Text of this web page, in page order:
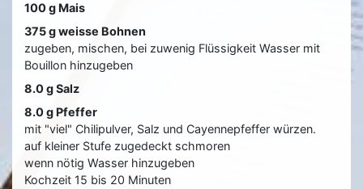
100 g Mais
375 g weisse Bohnen
zugeben, mischen, bei zuwenig Flüssigkeit Wasser mit
Bouillon hinzugeben
8.0 g Salz
8.0 g Pfeffer
mit "viel" Chilipulver, Salz und Cayennepfeffer würzen.
auf kleiner Stufe zugedeckt schmoren
wenn nötig Wasser hinzugeben
Kochzeit 15 bis 20 Minuten